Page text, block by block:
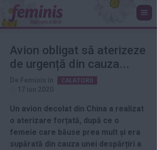
Avion obligat să aterizeze
de urgență din cauza...
CALATORII
Un avion decolat din China a realizat
o aterizare forțată, după ce o
femeie care băuse prea mult și era
supărată din cauza unei despărțiri a